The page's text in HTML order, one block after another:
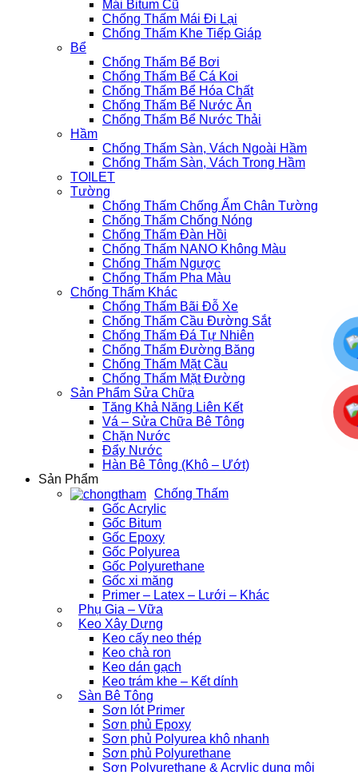
Mái Bitum Cũ
Chống Thấm Mái Đi Lại
Chống Thấm Khe Tiếp Giáp
Bể
Chống Thấm Bể Bơi
Chống Thấm Bể Cá Koi
Chống Thấm Bể Hóa Chất
Chống Thấm Bể Nước Ăn
Chống Thấm Bể Nước Thải
Hầm
Chống Thấm Sàn, Vách Ngoài Hầm
Chống Thấm Sàn, Vách Trong Hầm
TOILET
Tường
Chống Thấm Chống Ẩm Chân Tường
Chống Thấm Chống Nóng
Chống Thấm Đàn Hồi
Chống Thấm NANO Không Màu
Chống Thấm Ngược
Chống Thấm Pha Màu
Chống Thấm Khác
Chống Thấm Bãi Đỗ Xe
Chống Thấm Cầu Đường Sắt
Chống Thấm Đá Tự Nhiên
Chống Thấm Đường Băng
Chống Thấm Mặt Cầu
Chống Thấm Mặt Đường
Sản Phẩm Sửa Chữa
Tăng Khả Năng Liên Kết
Vá – Sửa Chữa Bê Tông
Chặn Nước
Đẩy Nước
Hàn Bê Tông (Khô – Ướt)
Sản Phẩm
Chống Thấm
Gốc Acrylic
Gốc Bitum
Gốc Epoxy
Gốc Polyurea
Gốc Polyurethane
Gốc xi măng
Primer – Latex – Lưới – Khác
Phụ Gia – Vữa
Keo Xây Dựng
Keo cấy neo thép
Keo chà ron
Keo dán gạch
Keo trám khe – Kết dính
Sàn Bê Tông
Sơn lót Primer
Sơn phủ Epoxy
Sơn phủ Polyurea khô nhanh
Sơn phủ Polyurethane
Sơn Polyurethane & Acrylic dung môi